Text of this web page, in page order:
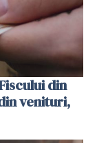
din
venituri,